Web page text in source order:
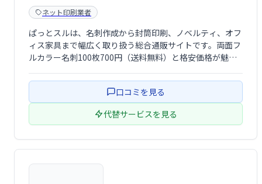
ネット印刷業者
ぱっとスルは、名刺作成から封筒印刷、ノベルティ、オフ
ィス家具まで幅広く取り扱う総合通販サイトです。両面フ
ルカラー名刺100枚700円（送料無料）と格安価格が魅
す。
口コミを見る
代替サービスを見る